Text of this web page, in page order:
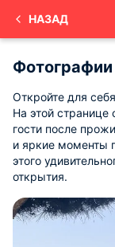
НАЗАД
Фотографии
Откройте для
На этой
гости после
и яркие моменты
этого
открытия.